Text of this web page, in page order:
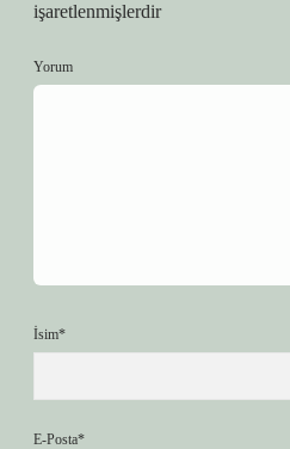
işaretlenmişlerdir
Yorum
İsim*
E-Posta*